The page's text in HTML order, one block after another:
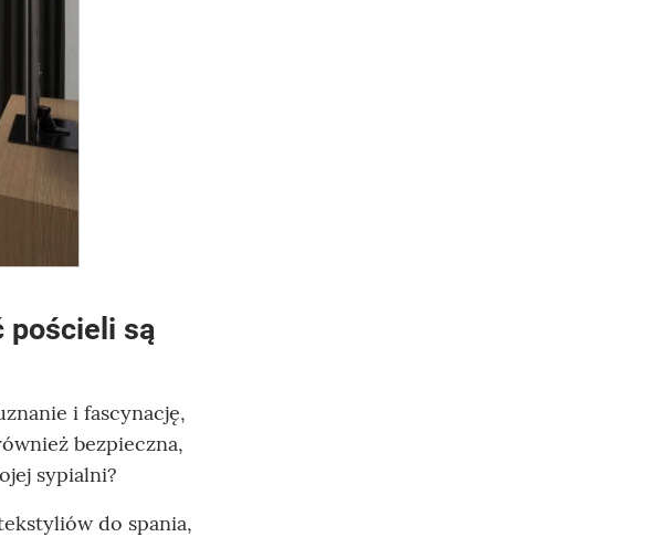
pościeli są
i fascynację,
bezpieczna,
sypialni?
do spania,